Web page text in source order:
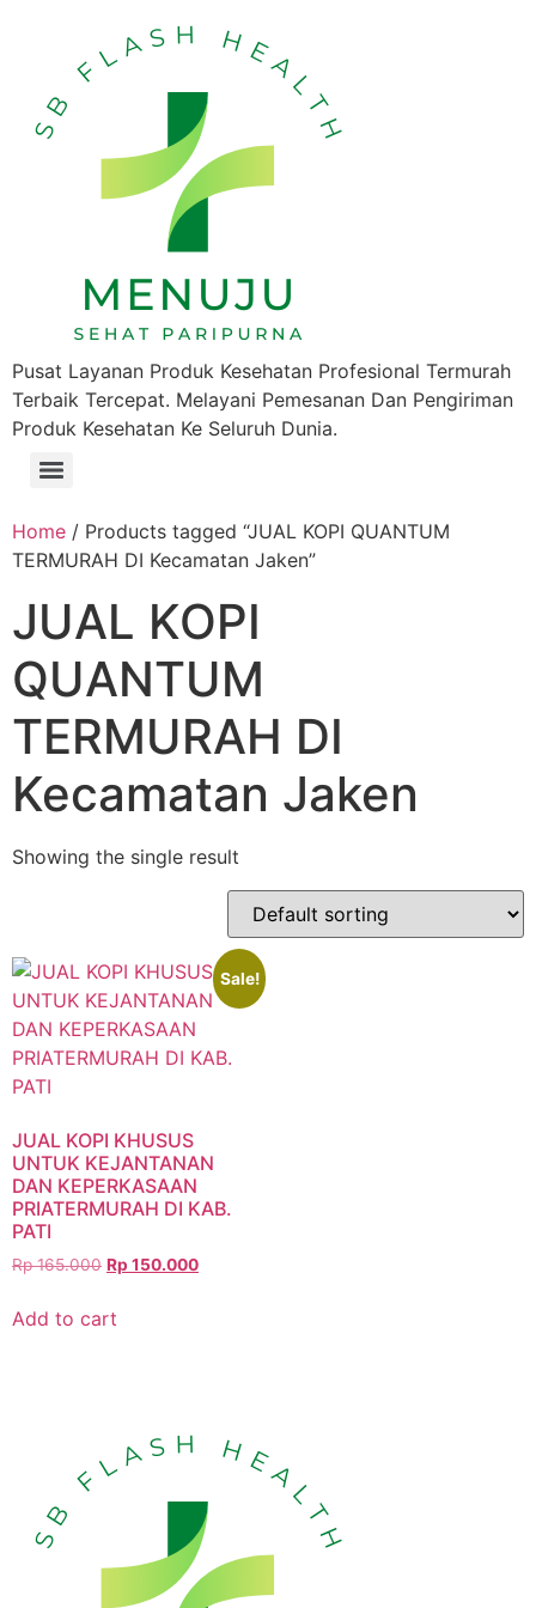
Pusat Layanan Produk Kesehatan Profesional Termurah
Terbaik Tercepat. Melayani Pemesanan Dan Pengiriman
Produk Kesehatan Ke Seluruh Dunia.
Home / Products tagged “JUAL KOPI QUANTUM
TERMURAH DI Kecamatan Jaken”
JUAL KOPI
QUANTUM
TERMURAH DI
Kecamatan Jaken
Showing the single result
Sale!
JUAL KOPI KHUSUS
UNTUK KEJANTANAN
DAN KEPERKASAAN
PRIATERMURAH DI KAB.
PATI
Rp165.000 Rp 150.000
Add to cart